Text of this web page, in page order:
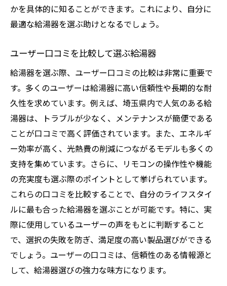
口コミで選ばれる埼玉の給湯器ブランド
埼玉県内で人気の給湯器を口コミで分析
埼玉県ユーザーが推薦する給湯器
埼玉での給湯器選びに役立つ口コミ情報
給湯器の性能と口コミを徹底比較
性能で選ぶ給湯器、口コミ情報と比較
給湯器の性能が口コミに示す影響
口コミで見る給湯器の性能評価
給湯器の機能性と口コミの関連性
埼玉県内での給湯器性能と口コミの関係
性能を重視した給湯器選びと口コミ分析
生活を支える給湯器口コミが示す選択基準
口コミが示す給湯器の選択基準
生活に合わせた給湯器選びを口コミで考え
る
かを具体的に知ることができます。これにより、自分に
最適な給湯器を選ぶ助けとなるでしょう。
ユーザー口コミを比較して選ぶ給湯器
給湯器を選ぶ際、ユーザー口コミの比較は非常に重要で
す。多くのユーザーは給湯器に高い信頼性や長期的な耐
久性を求めています。例えば、埼玉県内で人気のある給
湯器は、トラブルが少なく、メンテナンスが簡便である
ことが口コミで高く評価されています。また、エネルギ
ー効率が高く、光熱費の削減につながるモデルも多くの
支持を集めています。さらに、リモコンの操作性や機能
の充実度も選ぶ際のポイントとして挙げられています。
これらの口コミを比較することで、自分のライフスタイ
ルに最も合った給湯器を選ぶことが可能です。特に、実
際に使用しているユーザーの声をもとに判断すること
で、選択の失敗を防ぎ、満足度の高い製品選びができる
でしょう。ユーザーの口コミは、信頼性のある情報源と
して、給湯器選びの強力な味方になります。